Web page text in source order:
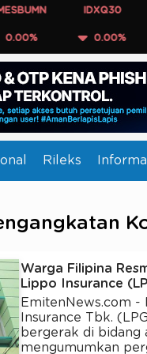
IDXQ30
0.00%
Rileks
Warga Filipina
Lippo Insurance
EmitenNews.com -
Insurance Tbk.
bergerak di bidang
mengumumkan